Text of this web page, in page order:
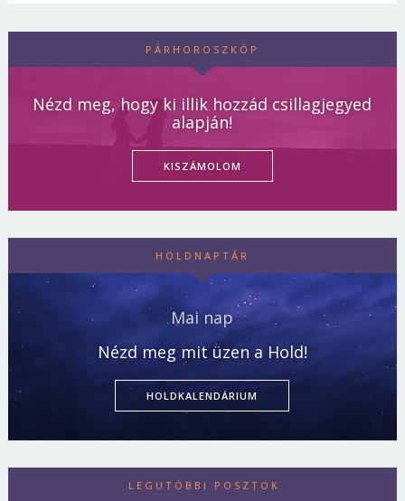
PÁRHOROSZKÓP
Nézd meg, hogy ki illik hozzád csillagjegyed
alapján!
KISZÁMOLOM
HOLDNAPTÁR
Mai nap
Nézd meg mit üzen a Hold!
HOLDKALENDÁRIUM
LEGUTÓBBI POSZTOK